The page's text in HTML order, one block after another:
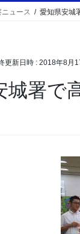
ニュース 愛知県安城
更新日時 : 2018年8月